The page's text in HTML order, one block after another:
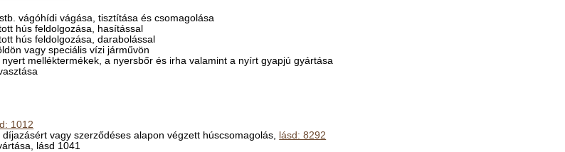
vágóhídi vágása, tisztítása és csomagolása
hús feldolgozása, hasítással
hús feldolgozása, darabolással
vagy speciális vízi járművön
melléktermékek, a nyersbőr és irha valamint a nyírt gyapjú gyártása
1012
vagy szerződéses alapon végzett húscsomagolás, lásd: 8292
lásd 1041